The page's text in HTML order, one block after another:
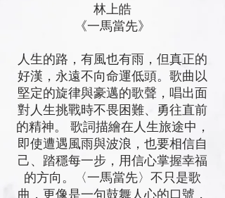
林上皓
《一馬當先》
人生的路，有風也有雨，但真正的
好漢，永遠不向命運低頭。歌曲以
堅定的旋律與豪邁的歌聲，唱出面
對人生挑戰時不畏困難、勇往直前
的精神。 歌詞描繪在人生旅途中，
即使遭遇風雨與波浪，也要相信自
己、踏穩每一步，用信心掌握幸福
的方向。〈一馬當先〉不只是歌
曲，更像是一句鼓舞人心的口號，